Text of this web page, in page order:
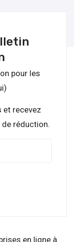
pour les
et recevez
réduction.
en ligne à